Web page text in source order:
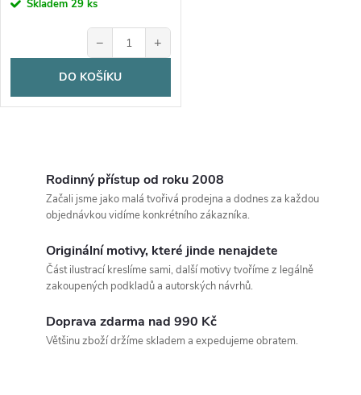
Skladem 29 ks
− +
DO KOŠÍKU
Rodinný přístup od roku 2008
Začali jsme jako malá tvořivá prodejna a dodnes za každou
objednávkou vidíme konkrétního zákazníka.
Originální motivy, které jinde nenajdete
Část ilustrací kreslíme sami, další motivy tvoříme z legálně
zakoupených podkladů a autorských návrhů.
Doprava zdarma nad 990 Kč
Většinu zboží držíme skladem a expedujeme obratem.